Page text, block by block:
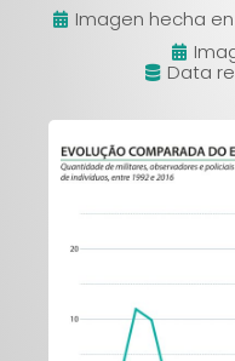
Imagen hecha en
Data